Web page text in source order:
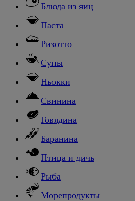
Блюда из яиц
Паста
Ризотто
Супы
Ньокки
Свинина
Говядина
Баранина
Птица и дичь
Рыба
Морепродукты